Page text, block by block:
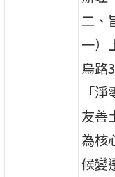
二、
一）
烏路
「
友善
為核
候變